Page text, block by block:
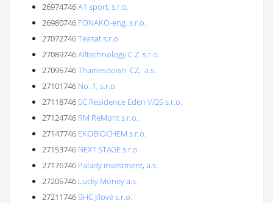
26974746A1 sport, s.r.o.
26980746 FONAKO-eng. s.r.o.
27072746Teasat s.r.o.
27089746Alltechnology C.Z. s.r.o.
27095746Thamesdown CZ, a.s.
27101746 No. 1, s.r.o.
27118746 5C Residence Eden V/25 s.r.o.
27124746 RM ReMont s.r.o.
27147746 EKOBIOCHEM s.r.o.
27153746 NEXT STAGE s.r.o.
27176746 Palady investment, a.s.
27205746 Lucky Money a.s.
27211746 BHC Jílové s.r.o.